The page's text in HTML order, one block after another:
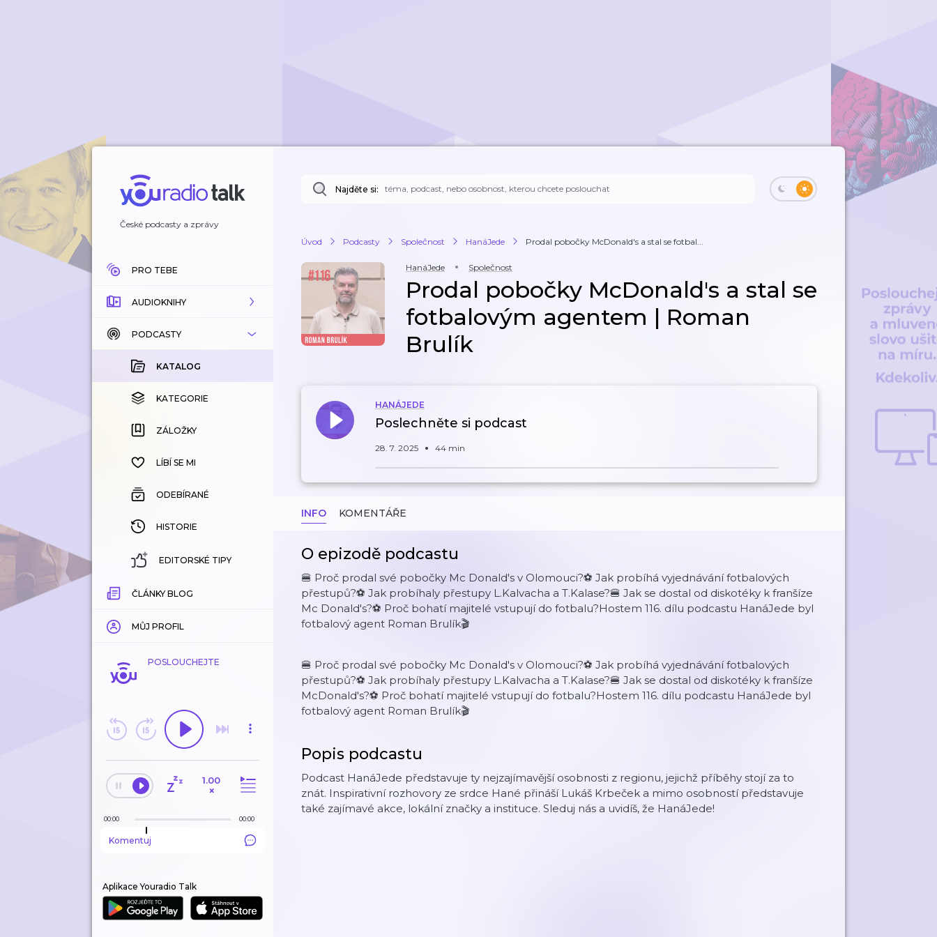
České podcasty a zprávy
PRO TEBE
AUDIOKNIHY
KATALOG
KOUPENÉ
KATEGORIE
ZÁLOŽKY
HISTORIE
PODCASTY
KATALOG
KATEGORIE
ZÁLOŽKY
LÍBÍ SE MI
ODEBÍRANÉ
HISTORIE
EDITORSKÉ TIPY
ČLÁNKY BLOG
MŮJ PROFIL
POSLOUCHEJTE
1.00
×
00:00 00:00
Komentuj
Aplikace Youradio Talk
Najděte si:
Úvod Podcasty Společnost HanáJede Prodal pobočky McDonald's a stal se fotbal...
HanáJede Společnost
Prodal pobočky McDonald's a stal se
fotbalovým agentem | Roman
Brulík
HANÁJEDE
Poslechněte si podcast
28. 7. 2025 44 min
INFO KOMENTÁŘE
O epizodě podcastu
🍔 Proč prodal své pobočky Mc Donald's v Olomouci?⚽️ Jak probíhá vyjednávání fotbalových
přestupů?⚽️ Jak probíhaly přestupy L.Kalvacha a T.Kalase?🍔 Jak se dostal od diskotéky k franšíze
Mc Donald's?⚽️ Proč bohatí majitelé vstupují do fotbalu?Hostem 116. dílu podcastu HanáJede byl
fotbalový agent Roman Brulík🎬
🍔 Proč prodal své pobočky Mc Donald's v Olomouci?⚽️ Jak probíhá vyjednávání fotbalových
přestupů?⚽️ Jak probíhaly přestupy L.Kalvacha a T.Kalase?🍔 Jak se dostal od diskotéky k franšíze
McDonald's?⚽️ Proč bohatí majitelé vstupují do fotbalu?Hostem 116. dílu podcastu HanáJede byl
fotbalový agent Roman Brulík🎬
Popis podcastu
Podcast HanáJede představuje ty nejzajímavější osobnosti z regionu, jejichž příběhy stojí za to
znát. Inspirativní rozhovory ze srdce Hané přináší Lukáš Krbeček a mimo osobností představuje
také zajímavé akce, lokální značky a instituce. Sleduj nás a uvidíš, že HanáJede!